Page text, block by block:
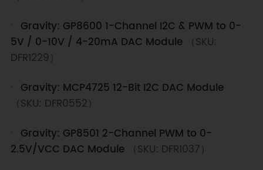
Gravity: GP8600 1-Channel I2C & PWM to 0-
5V / 0-10V / 4-20mA DAC Module （SKU:
DFR1229）
Gravity: MCP4725 12-Bit I2C DAC Module
（SKU: DFR0552）
Gravity: GP8501 2-Channel PWM to 0-
2.5V/VCC DAC Module （SKU: DFR1037）